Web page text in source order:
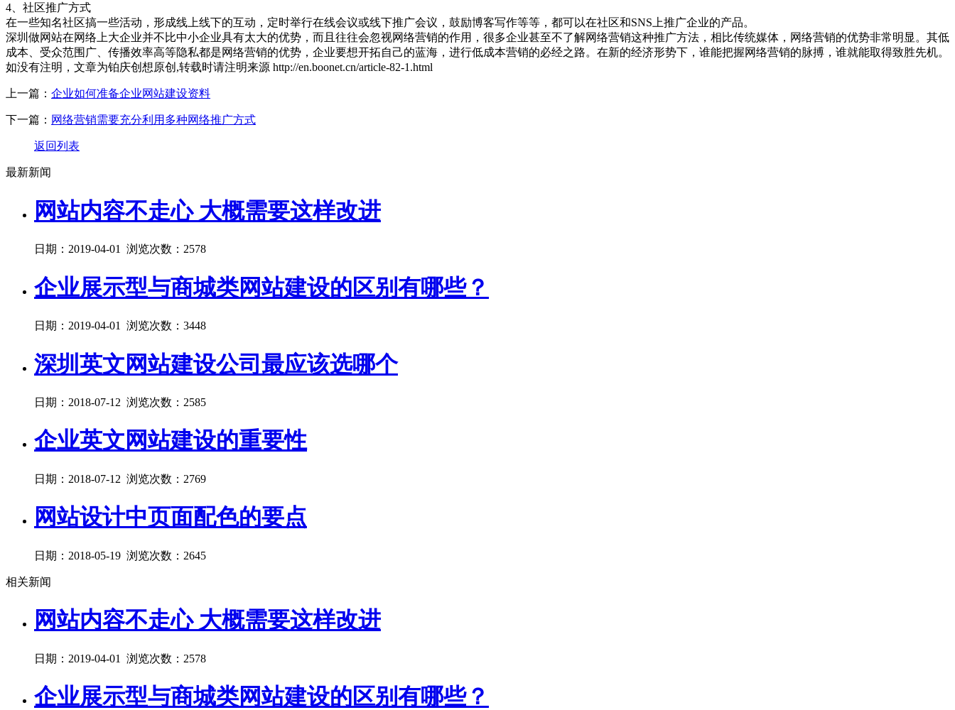
4、社区推广方式
在一些知名社区搞一些活动，形成线上线下的互动，定时举行在线会议或线下推广会议，鼓励博客写作等等，都可以在社区和SNS上推广企业的产品。
深圳做网站在网络上大企业并不比中小企业具有太大的优势，而且往往会忽视网络营销的作用，很多企业甚至不了解网络营销这种推广方法，相比传统媒体，网络营销的优势非常明显。其低
成本、受众范围广、传播效率高等隐私都是网络营销的优势，企业要想开拓自己的蓝海，进行低成本营销的必经之路。在新的经济形势下，谁能把握网络营销的脉搏，谁就能取得致胜先机。
如没有注明，文章为铂庆创想原创,转载时请注明来源 http://en.boonet.cn/article-82-1.html
上一篇： 企业如何准备企业网站建设资料
下一篇： 网络营销需要充分利用多种网络推广方式
返回列表
最新新闻
网站内容不走心 大概需要这样改进
日期：2019-04-01 浏览次数：2578
企业展示型与商城类网站建设的区别有哪些？
日期：2019-04-01 浏览次数：3448
深圳英文网站建设公司最应该选哪个
日期：2018-07-12 浏览次数：2585
企业英文网站建设的重要性
日期：2018-07-12 浏览次数：2769
网站设计中页面配色的要点
日期：2018-05-19 浏览次数：2645
相关新闻
网站内容不走心 大概需要这样改进
日期：2019-04-01 浏览次数：2578
企业展示型与商城类网站建设的区别有哪些？